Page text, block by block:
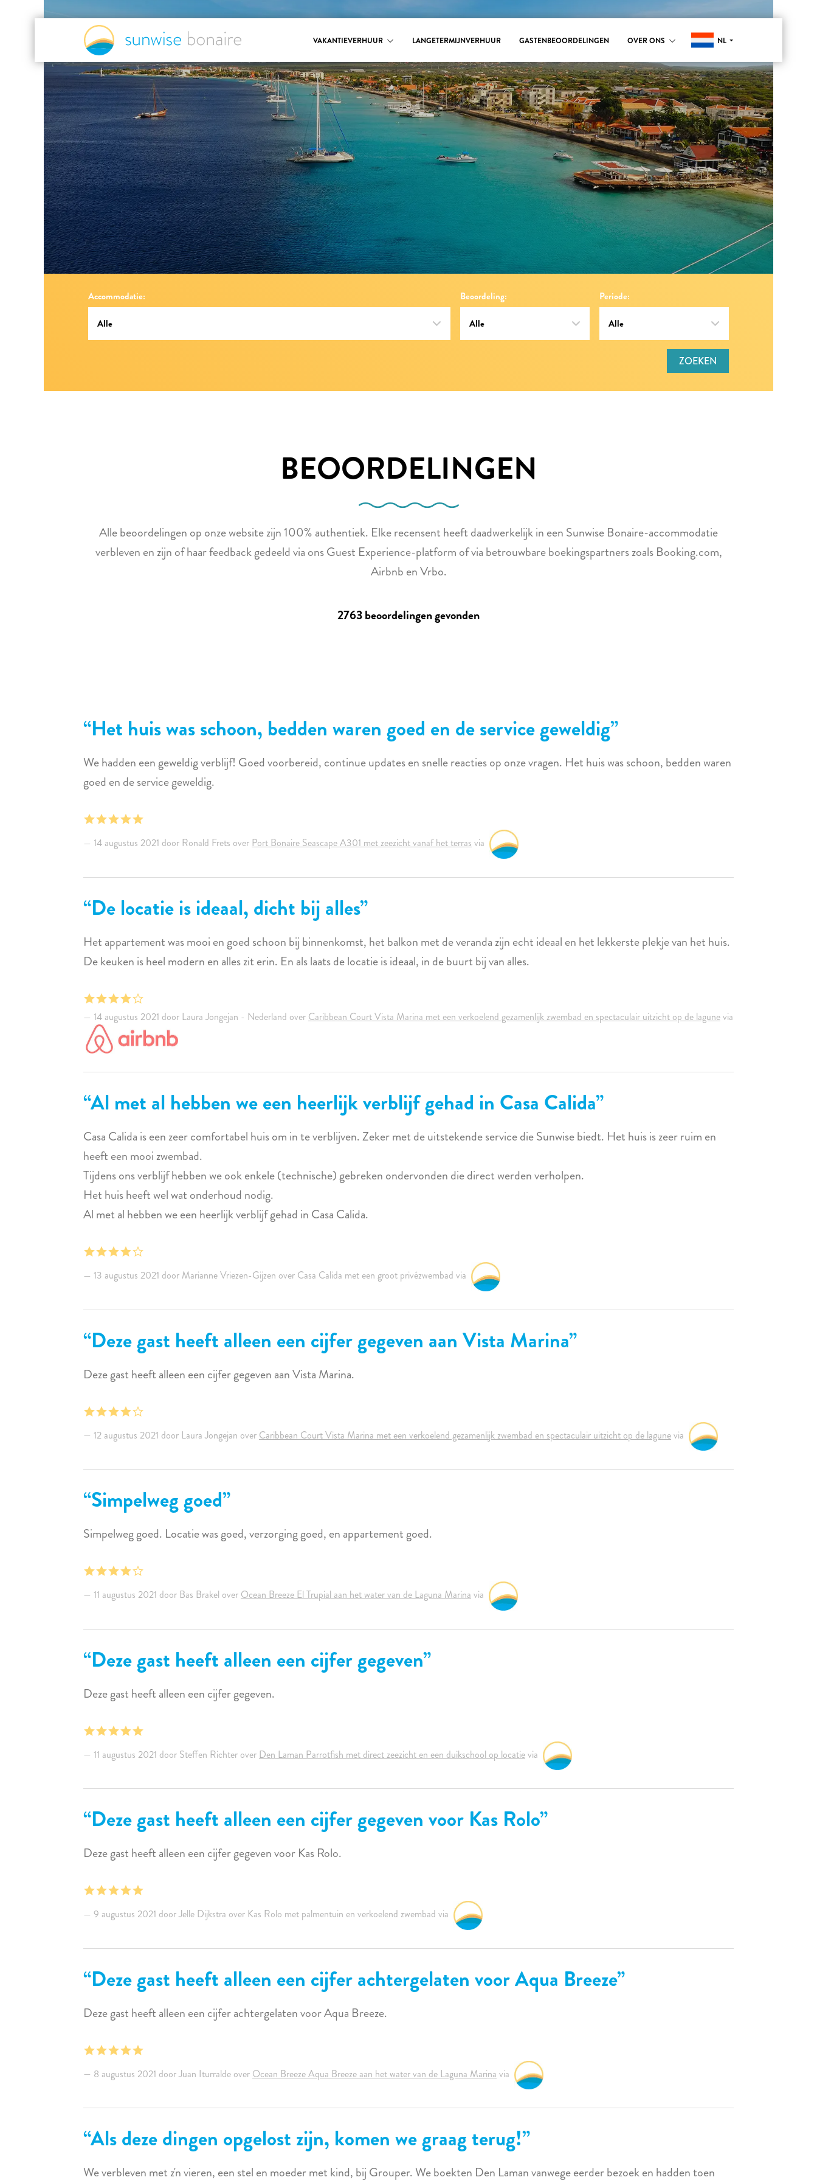
VAKANTIEVERHUUR LANGETERMIJNVERHUUR GASTENBEOORDELINGEN OVER ONS NL
Accommodatie: Beoordeling: Periode:
ZOEKEN
BEOORDELINGEN
Alle beoordelingen op onze website zijn 100% authentiek. Elke recensent heeft daadwerkelijk in een Sunwise Bonaire-accommodatie
verbleven en zijn of haar feedback gedeeld via ons Guest Experience-platform of via betrouwbare boekingspartners zoals Booking.com,
Airbnb en Vrbo.
2763 beoordelingen gevonden
Het huis was schoon, bedden waren goed en de service geweldig
We hadden een geweldig verblijf! Goed voorbereid, continue updates en snelle reacties op onze vragen. Het huis was schoon, bedden waren
goed en de service geweldig.
14 augustus 2021 door Ronald Frets over Port Bonaire Seascape A301 met zeezicht vanaf het terras via
De locatie is ideaal, dicht bij alles
Het appartement was mooi en goed schoon bij binnenkomst, het balkon met de veranda zijn echt ideaal en het lekkerste plekje van het huis.
De keuken is heel modern en alles zit erin. En als laats de locatie is ideaal, in de buurt bij van alles.
14 augustus 2021 door Laura Jongejan - Nederland over Caribbean Court Vista Marina met een verkoelend gezamenlijk zwembad en spectaculair uitzicht op de lagunevia
Al met al hebben we een heerlijk verblijf gehad in Casa Calida
Casa Calida is een zeer comfortabel huis om in te verblijven. Zeker met de uitstekende service die Sunwise biedt. Het huis is zeer ruim en
heeft een mooi zwembad.
Tijdens ons verblijf hebben we ook enkele (technische) gebreken ondervonden die direct werden verholpen.
Het huis heeft wel wat onderhoud nodig.
Al met al hebben we een heerlijk verblijf gehad in Casa Calida.
13 augustus 2021 door Marianne Vriezen-Gijzen over Casa Calida met een groot privézwembad via
Deze gast heeft alleen een cijfer gegeven aan Vista Marina
Deze gast heeft alleen een cijfer gegeven aan Vista Marina.
12 augustus 2021 door Laura Jongejan over Caribbean Court Vista Marina met een verkoelend gezamenlijk zwembad en spectaculair uitzicht op de lagunevia
Simpelweg goed
Simpelweg goed. Locatie was goed, verzorging goed, en appartement goed.
11 augustus 2021 door Bas Brakel over Ocean Breeze El Trupial aan het water van de Laguna Marina via
Deze gast heeft alleen een cijfer gegeven
Deze gast heeft alleen een cijfer gegeven.
11 augustus 2021 door Steffen Richter over Den Laman Parrotfish met direct zeezicht en een duikschool op locatievia
Deze gast heeft alleen een cijfer gegeven voor Kas Rolo
Deze gast heeft alleen een cijfer gegeven voor Kas Rolo.
9 augustus 2021 door Jelle Dijkstra over Kas Rolo met palmentuin en verkoelend zwembad via
Deze gast heeft alleen een cijfer achtergelaten voor Aqua Breeze
Deze gast heeft alleen een cijfer achtergelaten voor Aqua Breeze.
8 augustus 2021 door Juan Iturralde over Ocean Breeze Aqua Breeze aan het water van de Laguna Marina via
Als deze dingen opgelost zijn, komen we graag terug!
We verbleven met z'n vieren, een stel en moeder met kind, bij Grouper. We boekten Den Laman vanwege eerder bezoek en hadden toen